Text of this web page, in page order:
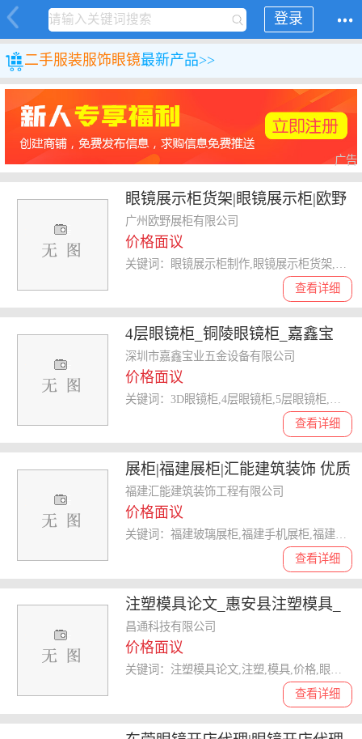
登录
二手服装服饰眼镜最新产品>>
广告
眼镜展示柜货架|眼镜展示柜|欧野
展柜厂制作 查看
广州欧野展柜有限公司
价格面议
查看详细
4层眼镜柜_铜陵眼镜柜_嘉鑫宝
3D眼镜车
深圳市嘉鑫宝业五金设备有限公司
价格面议
查看详细
展柜|福建展柜|汇能建筑装饰 优质
商家
福建汇能建筑装饰工程有限公司
价格面议
查看详细
注塑模具论文_惠安县注塑模具_
昌通科技
昌通科技有限公司
价格面议
查看详细
关键词：注塑模具论文,注塑,模具,价格,眼镜注塑模具,注塑模具